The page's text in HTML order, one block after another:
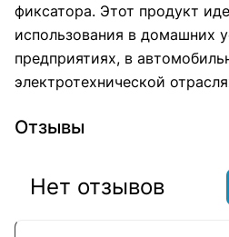
фиксатора. Этот продукт
использования в домашних
предприятиях, в
электротехнической
Отзывы
Нет отзывов